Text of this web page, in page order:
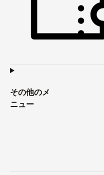
その他のメ
ニュー